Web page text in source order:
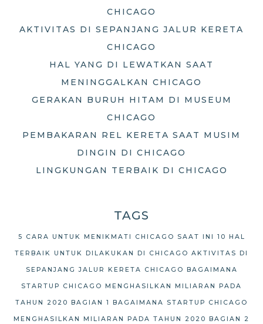
CHICAGO
AKTIVITAS DI SEPANJANG JALUR KERETA
CHICAGO
HAL YANG DI LEWATKAN SAAT
MENINGGALKAN CHICAGO
GERAKAN BURUH HITAM DI MUSEUM
CHICAGO
PEMBAKARAN REL KERETA SAAT MUSIM
DINGIN DI CHICAGO
LINGKUNGAN TERBAIK DI CHICAGO
TAGS
5 CARA UNTUK MENIKMATI CHICAGO SAAT INI 10 HAL
TERBAIK UNTUK DILAKUKAN DI CHICAGO AKTIVITAS DI
SEPANJANG JALUR KERETA CHICAGO BAGAIMANA
STARTUP CHICAGO MENGHASILKAN MILIARAN PADA
TAHUN 2020 BAGIAN 1 BAGAIMANA STARTUP CHICAGO
MENGHASILKAN MILIARAN PADA TAHUN 2020 BAGIAN 2